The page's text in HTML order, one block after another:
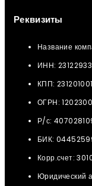
Реквизиты
Название
ИНН:
КПП: 231201001
ОГРН:
Р/с:
БИК:
Корр.счет:
Юридический